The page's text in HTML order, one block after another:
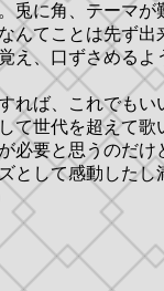
兎に角、テーマ
んてことは先ず
え、口ずさめる
れば、これでも
て世代を超えて
必要と思うのだ
として感動した